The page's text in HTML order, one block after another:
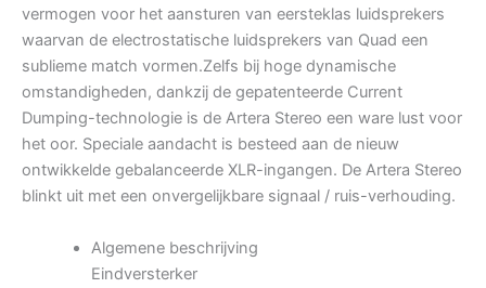
vermogen voor het aansturen van eersteklas luidsprekers
waarvan de electrostatische luidsprekers van Quad een
sublieme match vormen.Zelfs bij hoge dynamische
omstandigheden, dankzij de gepatenteerde Current
Dumping-technologie is de Artera Stereo een ware lust voor
het oor. Speciale aandacht is besteed aan de nieuw
ontwikkelde gebalanceerde XLR-ingangen. De Artera Stereo
blinkt uit met een onvergelijkbare signaal / ruis-verhouding.
Algemene beschrijving
Eindversterker